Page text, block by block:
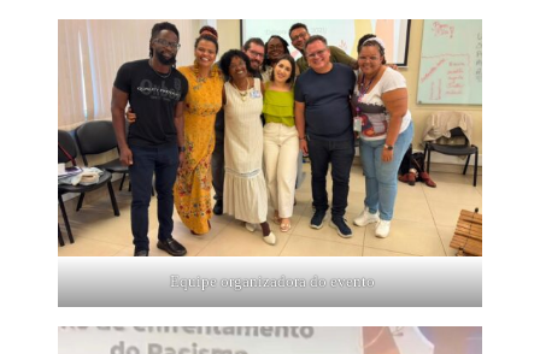
Equipe organizadora do evento